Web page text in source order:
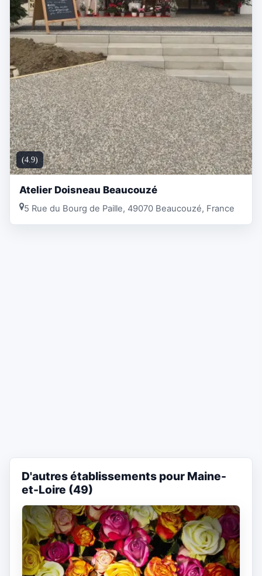
(4.9)
Atelier Doisneau Beaucouzé
5 Rue du Bourg de Paille, 49070 Beaucouzé, France
D'autres établissements pour Maine-
et-Loire (49)